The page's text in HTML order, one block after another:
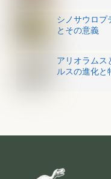
シノサウロプ
とその意義
アリオラムス
ルスの進化と